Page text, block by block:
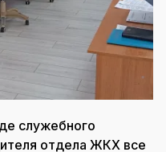
служебного
отдела ЖКХ все